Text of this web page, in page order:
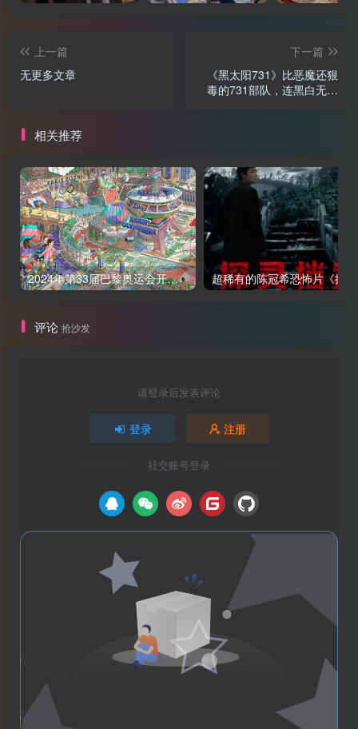
上一篇
无更多文章
下一篇
《黑太阳731》比恶魔还狠
毒的731部队，连黑白无常
相关推荐
2024年第33届巴黎奥运会开幕式及闭幕式 在线观看
评论 抢沙发
请登录后发表评论
登录 注册
社交账号登录